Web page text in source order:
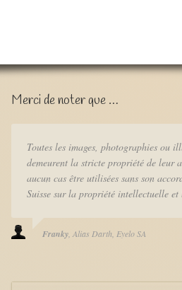
Merci de noter que …
Toutes les images, photographies ou
demeurent la stricte propriété de leur
aucun cas être utilisées sans son
Suisse sur la propriété intellectuelle
Franky Alias Darth Eyelo SA